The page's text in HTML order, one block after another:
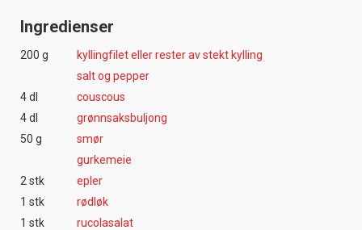
Ingredienser
200 g
kyllingfilet eller rester av stekt kylling
salt og pepper
4 dl
couscous
4 dl
grønnsaksbuljong
50 g
smør
gurkemeie
2 stk
epler
1 stk
rødløk
1 stk
rucolasalat